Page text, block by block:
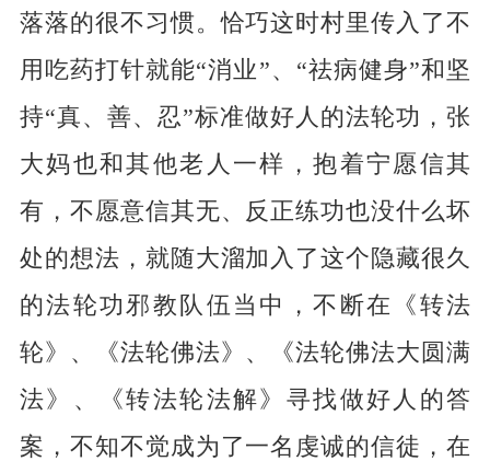
落落的很不习惯。恰巧这时村里传入了不
用吃药打针就能“消业”、“祛病健身”和坚
持“真、善、忍”标准做好人的法轮功，张
大妈也和其他老人一样，抱着宁愿信其
有，不愿意信其无、反正练功也没什么坏
处的想法，就随大溜加入了这个隐藏很久
的法轮功邪教队伍当中，不断在《转法
轮》、《法轮佛法》、《法轮佛法大圆满
法》、《转法轮法解》寻找做好人的答
案，不知不觉成为了一名虔诚的信徒，在